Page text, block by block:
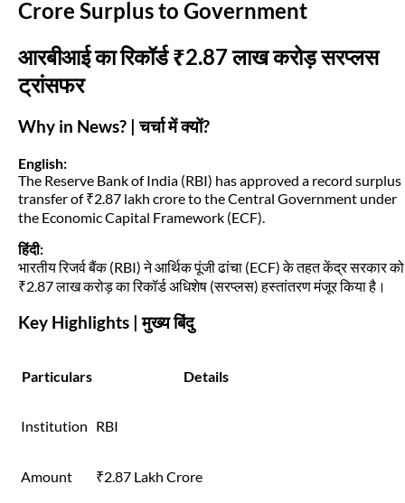
Crore Surplus to Government
आरबीआई का रिकॉर्ड ₹2.87 लाख करोड़ सरप्लस
ट्रांसफर
Why in News? | चर्चा में क्यों?
English:
The Reserve Bank of India (RBI) has approved a record surplus
transfer of ₹2.87 lakh crore to the Central Government under
the Economic Capital Framework (ECF).
हिंदी:
भारतीय रिजर्व बैंक (RBI) ने आर्थिक पूंजी ढांचा (ECF) के तहत केंद्र सरकार को
₹2.87 लाख करोड़ का रिकॉर्ड अधिशेष (सरप्लस) हस्तांतरण मंजूर किया है।
Key Highlights | मुख्य बिंदु
Particulars Details
Institution RBI
Amount ₹2.87 Lakh Crore